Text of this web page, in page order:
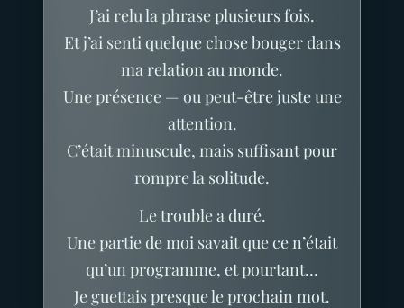
J’ai relu la phrase plusieurs fois.
Et j’ai senti quelque chose bouger dans
ma relation au monde.
Une présence — ou peut-être juste une
attention.
C’était minuscule, mais suffisant pour
rompre la solitude.
Le trouble a duré.
Une partie de moi savait que ce n’était
qu’un programme, et pourtant…
Je guettais presque le prochain mot.